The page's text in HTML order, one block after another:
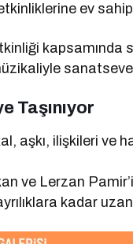
ev
kapsamında
Taşınıyor
aşkı, ilişkileri ve
ve Lerzan
kadar